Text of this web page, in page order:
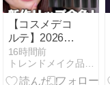
【コスメデコ
ルテ】2026年
新作リップ💄
コスデコ全色
レビュー【ル
16時間前
トレンドメイク品質向上委員会(婚活に役立つ劇的メイク動画)